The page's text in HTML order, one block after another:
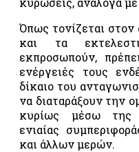
Όπως τονίζεται
και τα
εκπροσωπούν,
ενέργειές τους
δίκαιο του
να διαταράξουν την
κυρίως μέσω της
ενιαίας
και άλλων μερών.